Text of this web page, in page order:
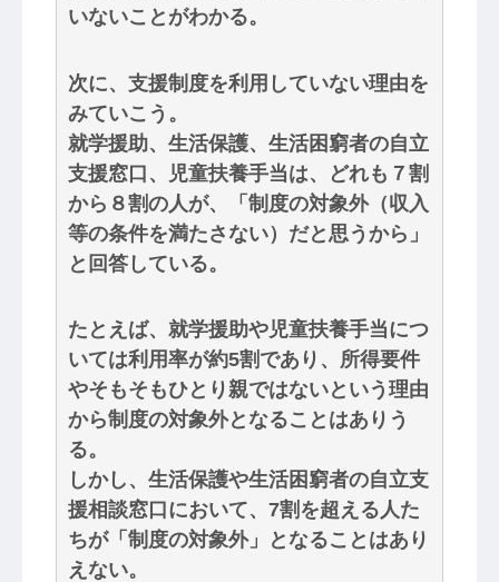
いないことがわかる。
次に、支援制度を利用していない理由を
みていこう。
就学援助、生活保護、生活困窮者の自立
支援窓口、児童扶養手当は、どれも７割
から８割の人が、「制度の対象外（収入
等の条件を満たさない）だと思うから」
と回答している。
たとえば、就学援助や児童扶養手当につ
いては利用率が約5割であり、所得要件
やそもそもひとり親ではないという理由
から制度の対象外となることはありう
る。
しかし、生活保護や生活困窮者の自立支
援相談窓口において、7割を超える人た
ちが「制度の対象外」となることはあり
えない。